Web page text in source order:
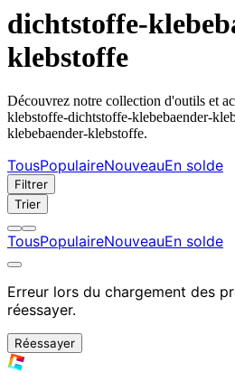
dichtstoffe-
klebstoffe
Découvrez notre collection d'outils et
klebstoffe-dichtstoffe-klebebaender-
klebebaender-klebstoffe.
TousPopulaireNouveauEn solde
Filtrer
Trier
TousPopulaireNouveauEn solde
Erreur lors du chargement des
réessayer.
Réessayer